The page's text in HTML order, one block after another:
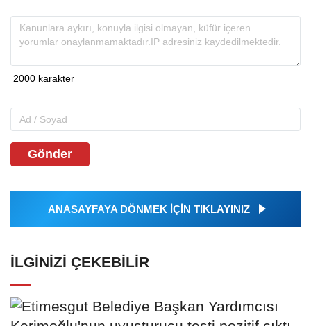
Gönder
ANASAYFAYA DÖNMEK İÇİN TIKLAYINIZ
İLGINIZI ÇEKEBILIR